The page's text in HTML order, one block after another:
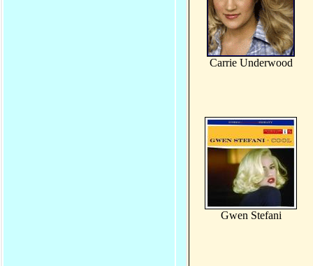
Carrie Underwood
Gwen Stefani